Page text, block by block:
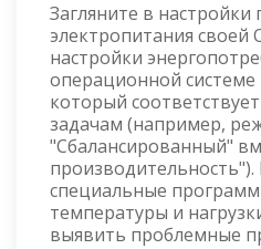
Загляните в настройки
электропитания своей
настройки
операционной
который
задачам (например,
"Сбалансированный"
производительность").
специальные
температуры и
выявить проблемные